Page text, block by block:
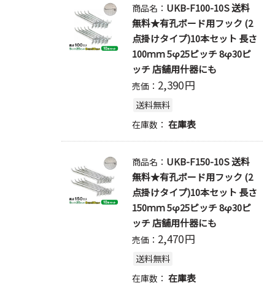
商品名： UKB-F100-10S 送料
無料★有孔ボード用フック (2
点掛けタイプ)10本セット 長さ
100ｍｍ 5φ25ピッチ 8φ30ピ
ッチ 店舗用什器にも
売価： 2,390円
送料無料
在庫数： 在庫表
商品名： UKB-F150-10S 送料
無料★有孔ボード用フック (2
点掛けタイプ)10本セット 長さ
150ｍｍ 5φ25ピッチ 8φ30ピ
ッチ 店舗用什器にも
売価： 2,470円
送料無料
在庫数： 在庫表